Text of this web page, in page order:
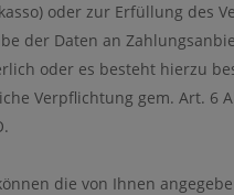
oder zur Erfüllung des
der Daten an
oder es besteht hierzu
Verpflichtung gem. Art. 6
die von Ihnen